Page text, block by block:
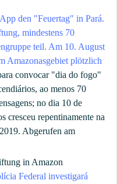
den "Feuertag" in Pará.
mindestens 70
teil. Am 10. August
Amazonasgebiet plötzlich
convocar "dia do fogo"
ao menos 70
no dia 10 de
cresceu repentinamente na
Abgerufen am
in Amazon
Federal investigará